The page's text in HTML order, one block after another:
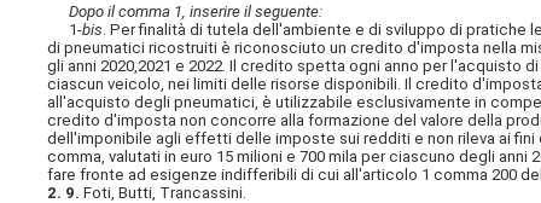
Dopo il comma 1, inserire il seguente:
1-bis . Per finalità di tutela dell'ambiente e di sviluppo di
di pneumatici ricostruiti è riconosciuto un credito d'imposta nella
gli anni 2020,2021 e 2022. Il credito spetta ogni anno per l'acquisto
ciascun veicolo, nei limiti delle risorse disponibili. Il credito
all'acquisto degli pneumatici, è utilizzabile esclusivamente in
credito d'imposta non concorre alla formazione del valore della
dell'imponibile agli effetti delle imposte sui redditi e non rileva ai
comma, valutati in euro 15 milioni e 700 mila per ciascuno degli
fare fronte ad esigenze indifferibili di cui all'articolo 1 comma 200
2. 9. Foti, Butti, Trancassini.